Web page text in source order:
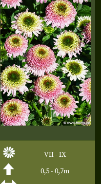
VII - IX
0,5 - 0,7m